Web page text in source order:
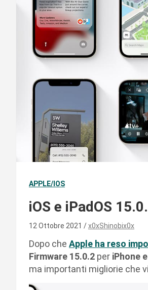
APPLE/IOS
iOS e iPadOS
12 Ottobre 2021 x0xShinobix0x
Dopo che Apple ha reso
Firmware 15.0.2 per iPhone
ma importanti migliorie che